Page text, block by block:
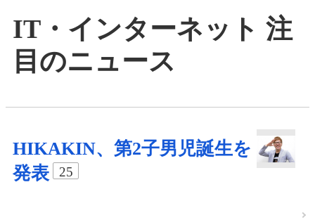
IT・インターネット 注
目のニュース
HIKAKIN、第2子男児誕生を
発表
25